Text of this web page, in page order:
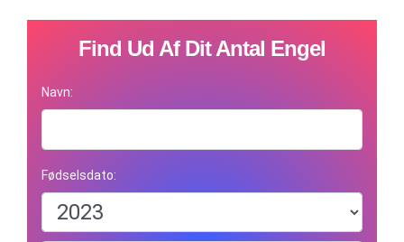
Find Ud Af Dit Antal Engel
Navn:
Fødselsdato: